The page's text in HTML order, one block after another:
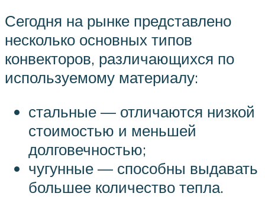
Сегодня на рынке представлено
несколько основных типов
конвекторов, различающихся по
используемому материалу:
стальные — отличаются низкой
стоимостью и меньшей
долговечностью;
чугунные — способны выдавать
большее количество тепла.